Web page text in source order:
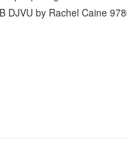
DJVU by Rachel Caine